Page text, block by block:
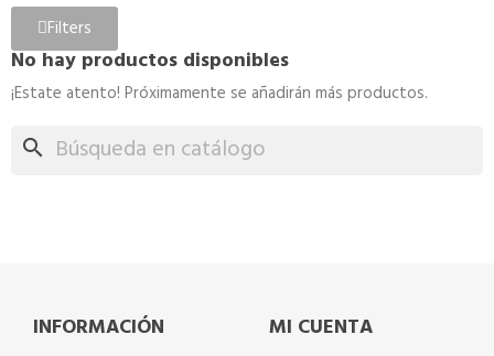
Filters
No hay productos disponibles
¡Estate atento! Próximamente se añadirán más productos.
search
INFORMACIÓN MI CUENTA